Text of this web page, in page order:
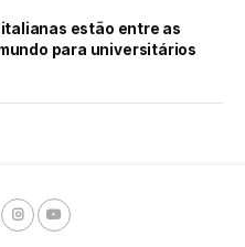
estão entre as
para universitários